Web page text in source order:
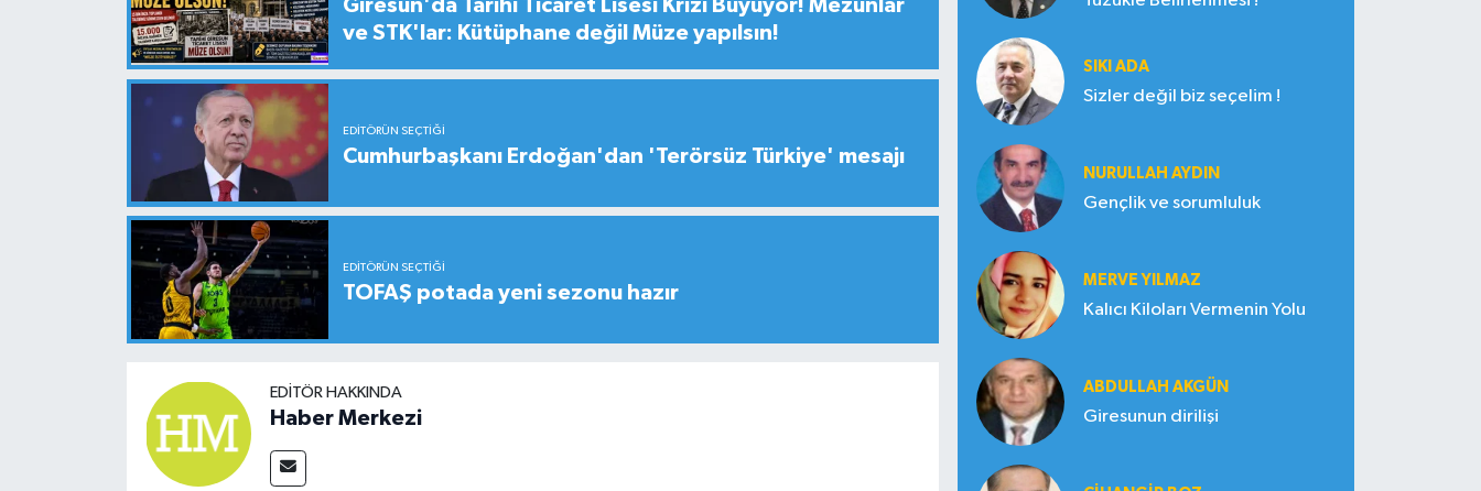
Giresun'da Tarihi Ticaret Lisesi Krizi Büyüyor! Mezunlar
ve STK'lar: Kütüphane değil Müze yapılsın!
EDITÖRÜN SEÇTIĞI
Cumhurbaşkanı Erdoğan'dan 'Terörsüz Türkiye' mesajı
EDITÖRÜN SEÇTIĞI
TOFAŞ potada yeni sezonu hazır
EDITÖR HAKKINDA
Haber Merkezi
SIKI ADA
Sizler değil biz seçelim !
NURULLAH AYDIN
Gençlik ve sorumluluk
MERVE YILMAZ
Kalıcı Kiloları Vermenin Yolu
ABDULLAH AKGÜN
Giresunun dirilişi